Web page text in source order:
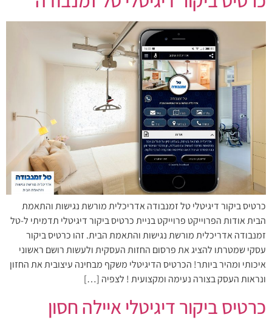
כרטיס ביקור דיגיטלי טל זמנבודה אדריכלית מורשת נגישות והתאמת
הבית אודות הפרוייקט פרוייקט בניית כרטיס ביקור דיגיטלי תדמיתי ל-טל
זמנבודה אדריכלית מורשת נגישות והתאמת הבית. זהו כרטיס ביקור
עסקי שמטרתו להציג את פרסום החזות העסקית ולעשות רושם ראשוני
איכותי ומהיר ביותר! הכרטיס הדיגיטלי משקף מבחינה עיצובית את החזון
ונראות העסק בצורה נעימה ומקצועית ! לצפיה […]
כרטיס ביקור דיגיטלי איילה חסון